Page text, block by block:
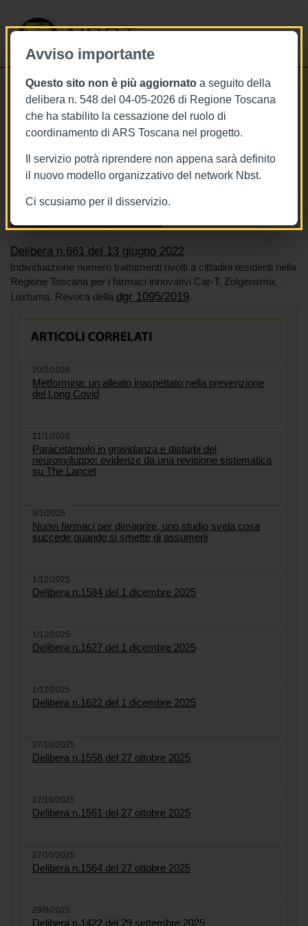
Avviso importante
Questo sito non è più aggiornato a seguito della
delibera n. 548 del 04-05-2026 di Regione Toscana
che ha stabilito la cessazione del ruolo di
coordinamento di ARS Toscana nel progetto.
Il servizio potrà riprendere non appena sarà definito
il nuovo modello organizzativo del network Nbst.
Ci scusiamo per il disservizio.
NBST
13/6/2022
Delibera n.661 del 13 giugno 2022
Tags Farmaci
Toscana
BURT Bollettino della regione toscana
Delibera n.661 del 13 giugno 2022
Individuazione numero trattamenti rivolti a cittadini residenti nella
Regione Toscana per i farmaci innovativi Car-T, Zolgensma,
Luxturna. Revoca della dgr 1095/2019.
20/2/2026
Metformina: un alleato inaspettato nella prevenzione
del Long Covid
21/1/2026
Paracetamolo in gravidanza e disturbi del
neurosviluppo: evidenze da una revisione sistematica
su The Lancet
9/1/2026
Nuovi farmaci per dimagrire, uno studio svela cosa
succede quando si smette di assumerli
1/12/2025
Delibera n.1584 del 1 dicembre 2025
1/12/2025
Delibera n.1627 del 1 dicembre 2025
1/12/2025
Delibera n.1622 del 1 dicembre 2025
27/10/2025
Delibera n.1558 del 27 ottobre 2025
27/10/2025
Delibera n.1561 del 27 ottobre 2025
27/10/2025
Delibera n.1564 del 27 ottobre 2025
29/9/2025
Delibera n.1422 del 29 settembre 2025